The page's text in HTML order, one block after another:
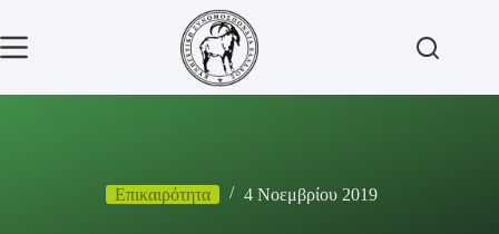
περιεχόμενο
Επικαιρότητα 4 Νοεμβρίου 2019